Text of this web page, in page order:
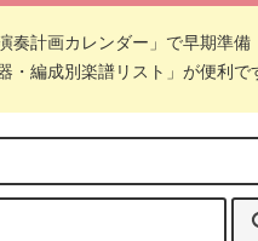
演奏計画カレンダー」で早期準備
器・編成別楽譜リスト」が便利で